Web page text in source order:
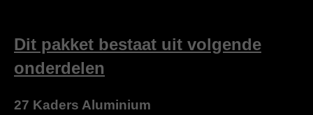
Dit pakket bestaat uit volgende
onderdelen
27 Kaders Aluminium